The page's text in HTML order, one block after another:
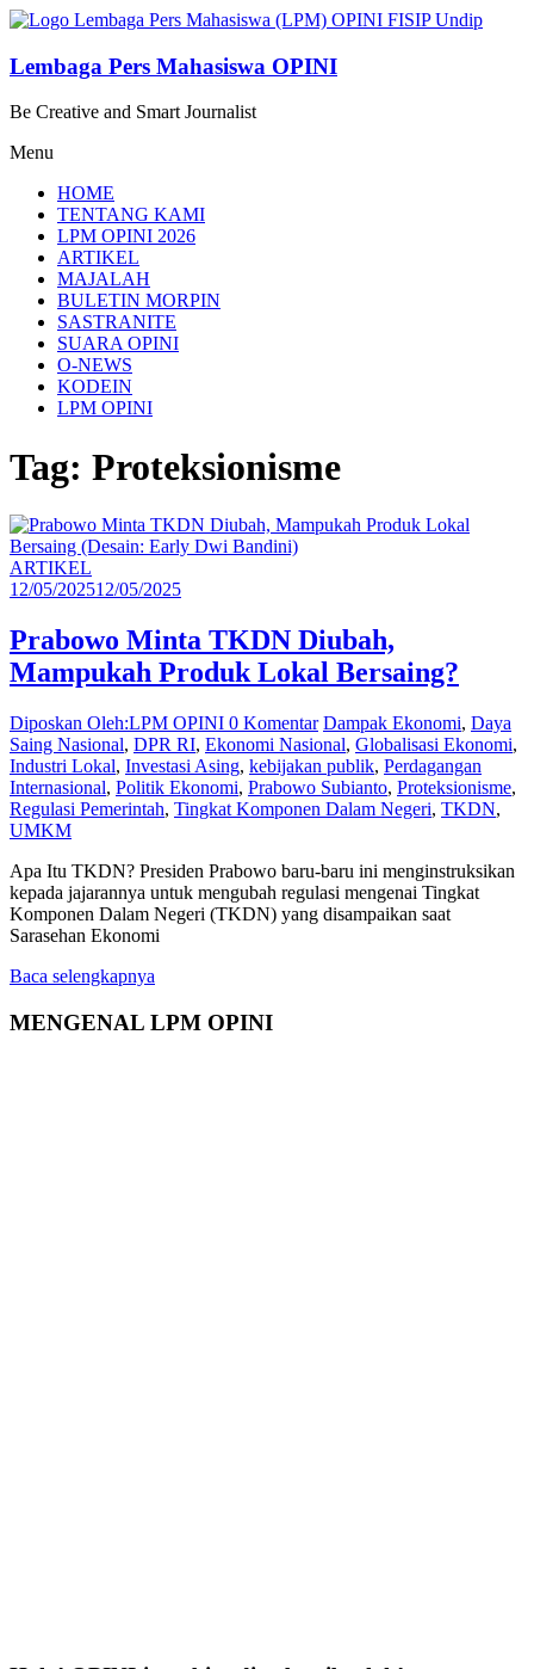
Lompat
konten
Lembaga Pers Mahasiswa OPINI
Be Creative and Smart Journalist
Menu
HOME
TENTANG KAMI
LPM OPINI 2026
ARTIKEL
MAJALAH
BULETIN MORPIN
SASTRANITE
SUARA OPINI
O-NEWS
KODEIN
LPM OPINI
Tag: Proteksionisme
ARTIKEL
12/05/202512/05/2025
Prabowo Minta TKDN Diubah,
Mampukah Produk Lokal Bersaing?
Diposkan Oleh:LPM OPINI 0 Komentar Dampak Ekonomi, Daya
Saing Nasional, DPR RI, Ekonomi Nasional, Globalisasi Ekonomi,
Industri Lokal, Investasi Asing, kebijakan publik, Perdagangan
Internasional, Politik Ekonomi, Prabowo Subianto, Proteksionisme,
Regulasi Pemerintah, Tingkat Komponen Dalam Negeri, TKDN,
UMKM
Apa Itu TKDN? Presiden Prabowo baru-baru ini menginstruksikan
kepada jajarannya untuk mengubah regulasi mengenai Tingkat
Komponen Dalam Negeri (TKDN) yang disampaikan saat
Sarasehan Ekonomi
Baca selengkapnya
MENGENAL LPM OPINI